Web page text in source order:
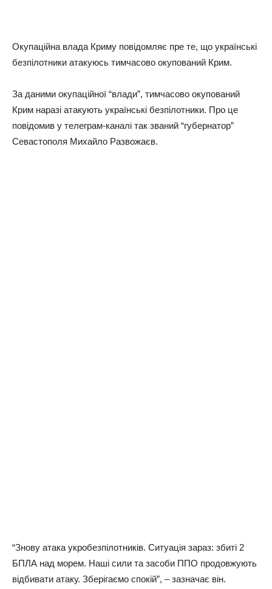
Окупаційна влада Криму повідомляє пре те, що українські
безпілотники атакуюсь тимчасово окупований Крим.
За даними окупаційної “влади”, тимчасово окупований
Крим наразі атакують українські безпілотники. Про це
повідомив у телеграм-каналі так званий “губернатор”
Севастополя Михайло Развожаєв.
“Знову атака укробезпілотників. Ситуація зараз: збиті 2
БПЛА над морем. Наші сили та засоби ППО продовжують
відбивати атаку. Зберігаємо спокій”, – зазначає він.